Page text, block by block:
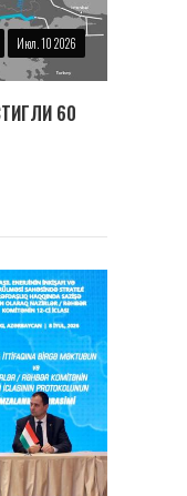
Июл. 10 2026
60